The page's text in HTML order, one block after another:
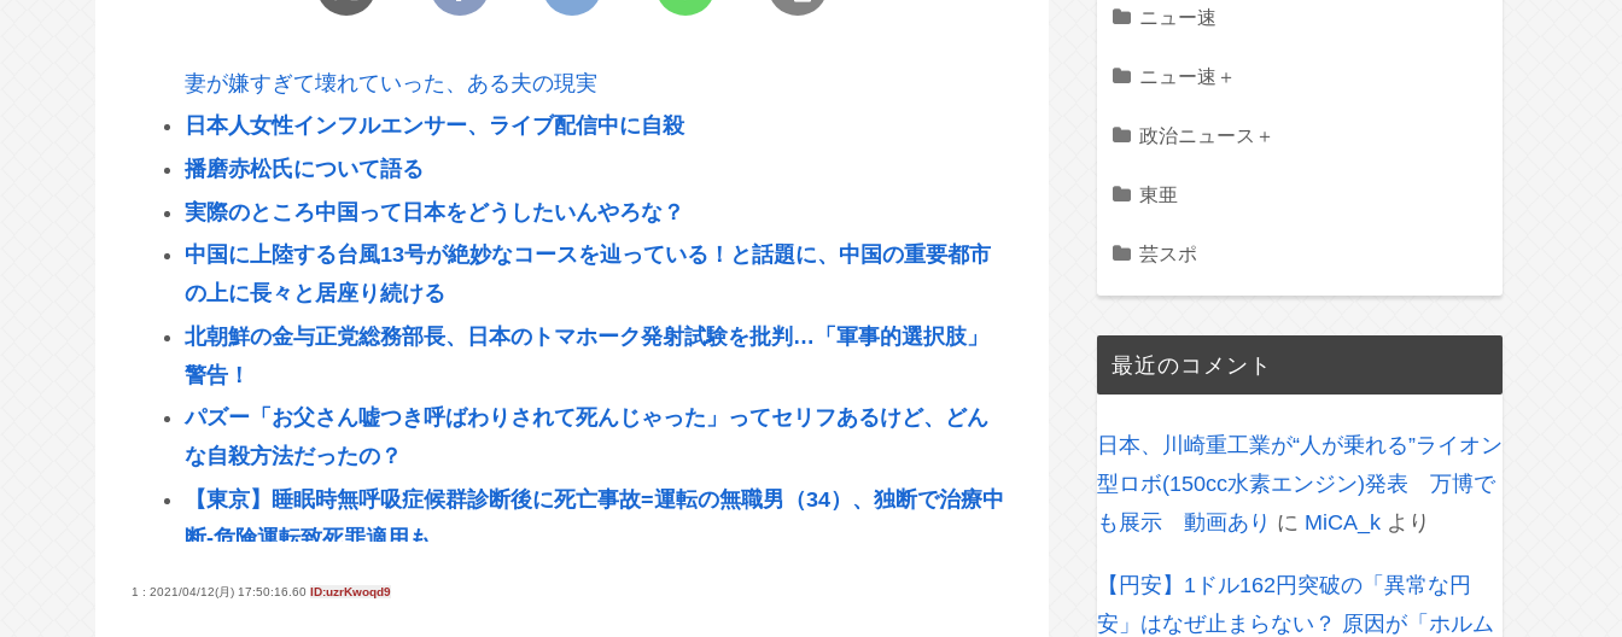
妻が嫌すぎて壊れていった、ある夫の現実
日本人女性インフルエンサー、ライブ配信中に自殺
播磨赤松氏について語る
実際のところ中国って日本をどうしたいんやろな？
中国に上陸する台風13号が絶妙なコースを辿っている！と話題に、中国の重要都市
の上に長々と居座り続ける
北朝鮮の金与正党総務部長、日本のトマホーク発射試験を批判…「軍事的選択肢」
警告！
パズー「お父さん嘘つき呼ばわりされて死んじゃった」ってセリフあるけど、どん
な自殺方法だったの？
【東京】睡眠時無呼吸症候群診断後に死亡事故=運転の無職男（34）、独断で治療中
断-危険運転致死罪適用も
ディズニーのおいなり巻（600円）、卑猥すぎて賛否両論www
1 : 2021/04/12(月) 17:50:16.60 ID:uzrKwoqd9
ニュー速
ニュー速＋
政治ニュース＋
東亜
芸スポ
最近のコメント
日本、川崎重工業が“人が乗れる”ライオン
型ロボ(150cc水素エンジン)発表 万博で
も展示 動画あり に MiCA_k より
【円安】1ドル162円突破の「異常な円
安」はなぜ止まらない？ 原因が「ホルム